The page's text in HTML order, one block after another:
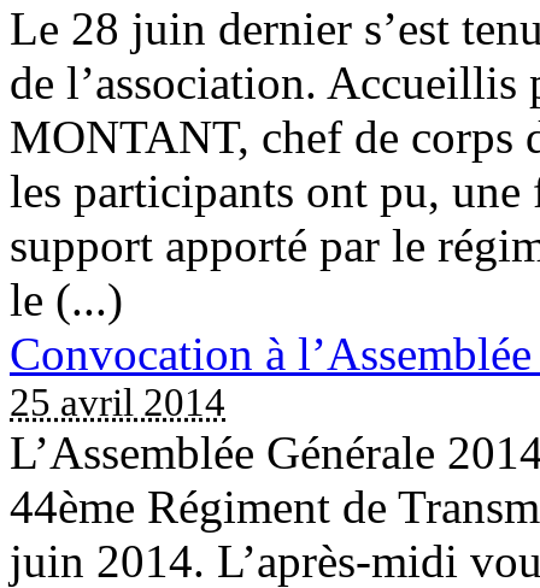
Le 28 juin dernier s’est
de l’association.
MONTANT, chef de corps
les participants ont pu,
support apporté par le
le (...)
Convocation à
25 avril 2014
L’Assemblée Générale
44ème Régiment de
juin 2014. L’après-midi